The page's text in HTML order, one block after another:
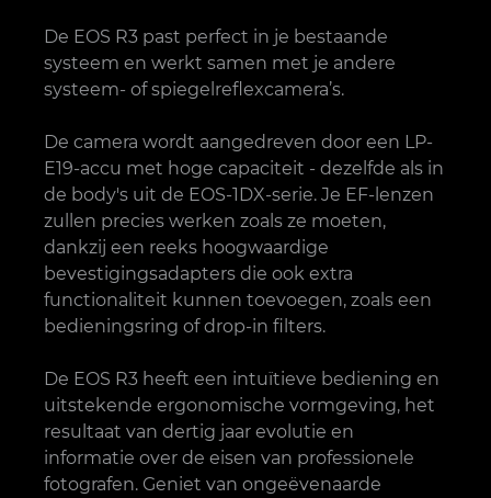
De EOS R3 past perfect in je bestaande
systeem en werkt samen met je andere
systeem- of spiegelreflexcamera’s.
De camera wordt aangedreven door een LP-
E19-accu met hoge capaciteit - dezelfde als in
de body's uit de EOS-1DX-serie. Je EF-lenzen
zullen precies werken zoals ze moeten,
dankzij een reeks hoogwaardige
bevestigingsadapters die ook extra
functionaliteit kunnen toevoegen, zoals een
bedieningsring of drop-in filters.
De EOS R3 heeft een intuïtieve bediening en
uitstekende ergonomische vormgeving, het
resultaat van dertig jaar evolutie en
informatie over de eisen van professionele
fotografen. Geniet van ongeëvenaarde